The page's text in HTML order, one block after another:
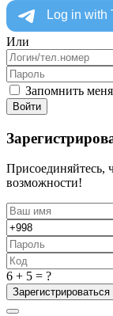
Или
Запомнить меня
Войти
Присоединяйтесь,
возможности!
6 + 5 = ?
Зарегистрироваться